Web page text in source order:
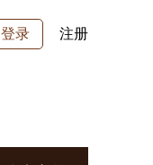
登录 注册